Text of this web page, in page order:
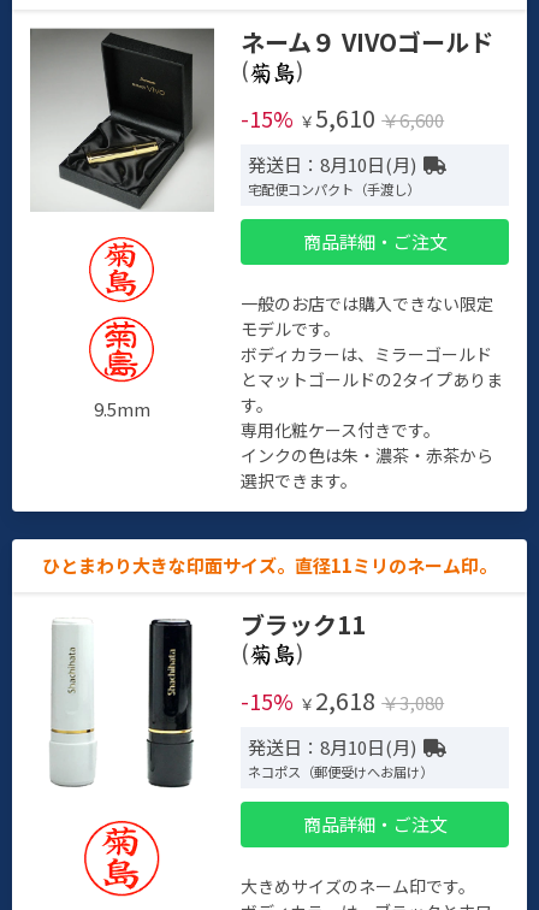
9.5mm
ネーム９ VIVOゴールド
(
)
-15% ￥ 5,610 ￥6,600
発送日：8月10日(月)
宅配便コンパクト（手渡し）
商品詳細・ご注文
一般のお店では購入できない限定
モデルです。
ボディカラーは、ミラーゴールド
とマットゴールドの2タイプありま
す。
専用化粧ケース付きです。
インクの色は朱・濃茶・赤茶から
選択できます。
ひとまわり大きな印面サイズ。直径11ミリのネーム印。
ブラック11
(
)
-15% ￥ 2,618 ￥3,080
発送日：8月10日(月)
ネコポス（郵便受けへお届け）
商品詳細・ご注文
大きめサイズのネーム印です。